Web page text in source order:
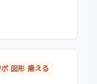
図形 揃える